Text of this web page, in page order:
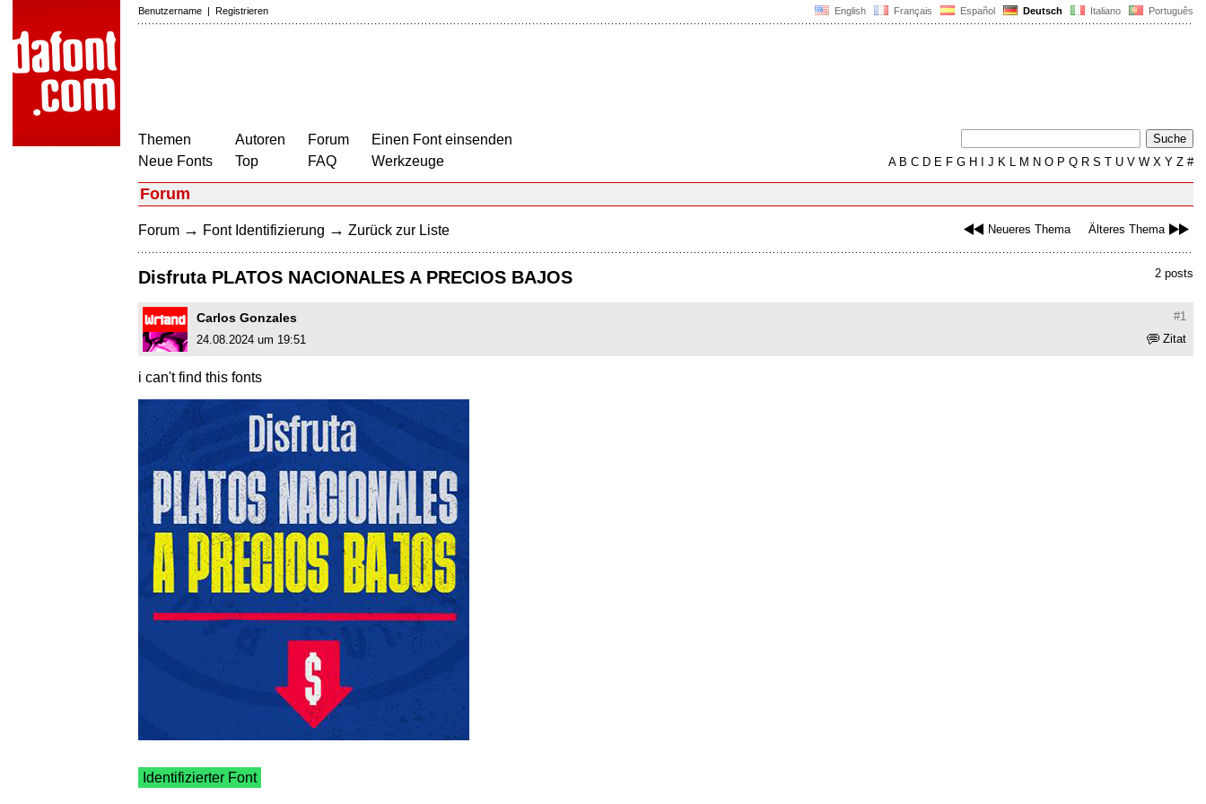
English Français Español Deutsch Italiano Português
Benutzername | Registrieren
Themen
Neue Fonts
Autoren
Top
Forum
FAQ
Einen Font einsenden
Werkzeuge
AB C D E F G H J K L M N O P Q R S T U V W X Y Z #
Forum
Neueres Thema Älteres Thema
Forum → Font Identifizierung → Zurück zur Liste
2 posts
Disfruta PLATOS NACIONALES A PRECIOS BAJOS
#1
Carlos Gonzales
Zitat
24.08.2024 um 19:51
i can't find this fonts
Identifizierter Font